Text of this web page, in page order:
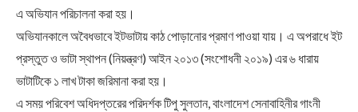
এ অভিযান পরিচালনা করা হয়।
অভিযানকালে অবৈধভাবে ইটভাটায় কাঠ পোড়ানোর প্রমাণ পাওয়া যায়। এ অপরাধে ইট
প্রস্তুত ও ভাটা স্থাপন (নিয়ন্ত্রণ) আইন ২০১৩ (সংশোধনী ২০১৯) এর ৬ ধারায়
ভাটাটিকে ১ লাখ টাকা জরিমানা করা হয়।
এ সময় পরিবেশ অধিদপ্তরের পরিদর্শক টিপু সুলতান, বাংলাদেশ সেনাবাহিনীর গাংনী